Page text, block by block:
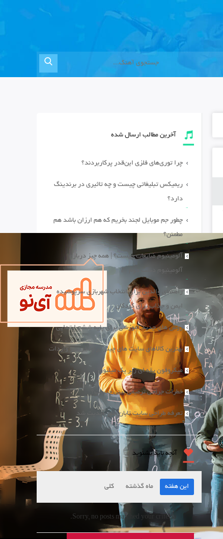
آخرین مطالب ارسال شده
چرا توری‌های فلزی این‌قدر پرکاربردند؟
ریمیکس تبلیغاتی چیست و چه تاثیری در برندینگ
دارد؟
چطور جم موبایل لجند بخریم که هم ارزان باشد هم
مطمئن؟
آلومینیوم ضایعات چیست؟ | همه چیز درباره
آلومینیوم دست دوم
راهنمای والدین برای انتخاب شهربازی سرپوشیده
ایمن و جذاب برای کودکان
روش های جدید آموزشی برای پایه ششم ابتدایی
بهترین کالاهای سایت های چینی برای خرید و واردات
میکروفون یقه ای زیر یک میلیون
خطرات جراحی ترمیمی بینی چیست؟
تعرفه طراحی سایت تابان شهر آپدیت شد
آنچه باید بشنوید
این هفته ماه گذشته کلی
Sorry, no posts matched your criteria.